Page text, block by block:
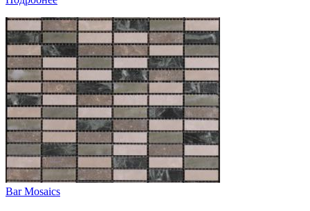
Bar Mosaics